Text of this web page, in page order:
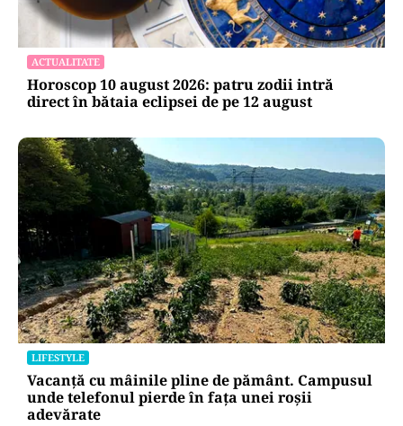
ACTUALITATE
Horoscop 10 august 2026: patru zodii intră
direct în bătaia eclipsei de pe 12 august
LIFESTYLE
Vacanță cu mâinile pline de pământ. Campusul
unde telefonul pierde în fața unei roșii
adevărate